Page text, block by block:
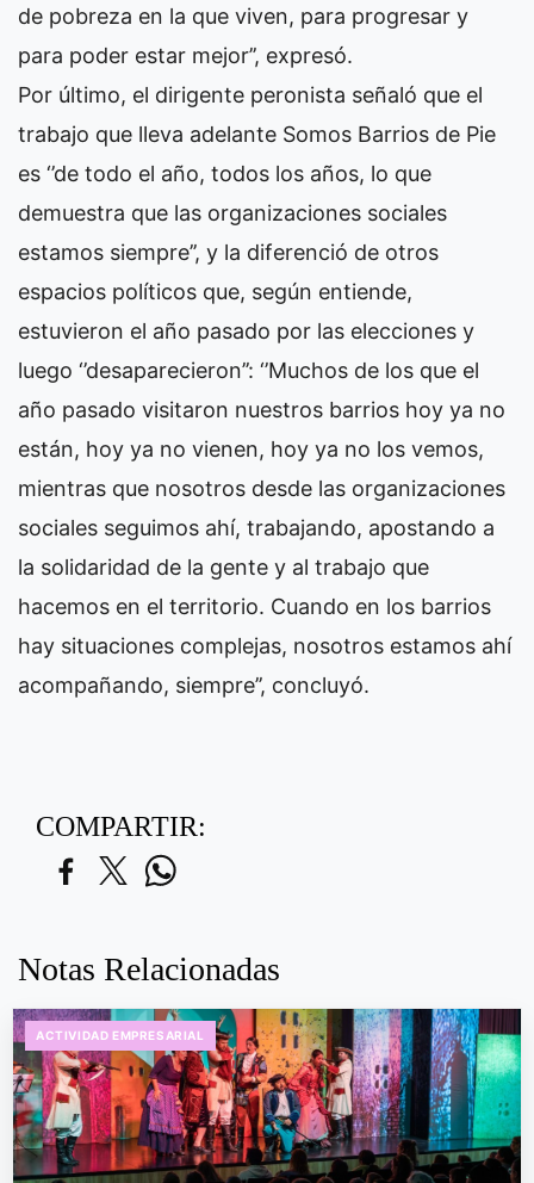
de pobreza en la que viven, para progresar y
para poder estar mejor’’, expresó.
Por último, el dirigente peronista señaló que el
trabajo que lleva adelante Somos Barrios de Pie
es ‘’de todo el año, todos los años, lo que
demuestra que las organizaciones sociales
estamos siempre’’, y la diferenció de otros
espacios políticos que, según entiende,
estuvieron el año pasado por las elecciones y
luego ‘’desaparecieron’’: ‘’Muchos de los que el
año pasado visitaron nuestros barrios hoy ya no
están, hoy ya no vienen, hoy ya no los vemos,
mientras que nosotros desde las organizaciones
sociales seguimos ahí, trabajando, apostando a
la solidaridad de la gente y al trabajo que
hacemos en el territorio. Cuando en los barrios
hay situaciones complejas, nosotros estamos ahí
acompañando, siempre’’, concluyó.
COMPARTIR:
Notas Relacionadas
ACTIVIDAD EMPRESARIAL